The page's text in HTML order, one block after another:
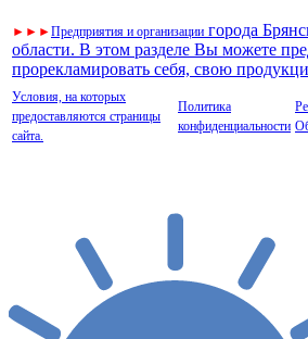
► ► ►Предприятия и организации города
области. В этом разделе Вы можете
прорекламировать себя, свою
Условия, на которых
предоставляются страницы
сайта.
Политика
конфиденциальности